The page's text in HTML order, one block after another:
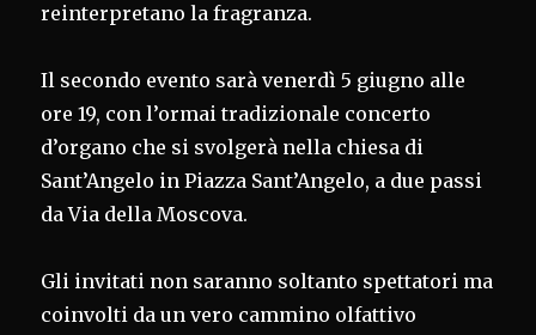
reinterpretano la fragranza.
Il secondo evento sarà venerdì 5 giugno alle
ore 19, con l’ormai tradizionale concerto
d’organo che si svolgerà nella chiesa di
Sant’Angelo in Piazza Sant’Angelo, a due passi
da Via della Moscova.
Gli invitati non saranno soltanto spettatori ma
coinvolti da un vero cammino olfattivo